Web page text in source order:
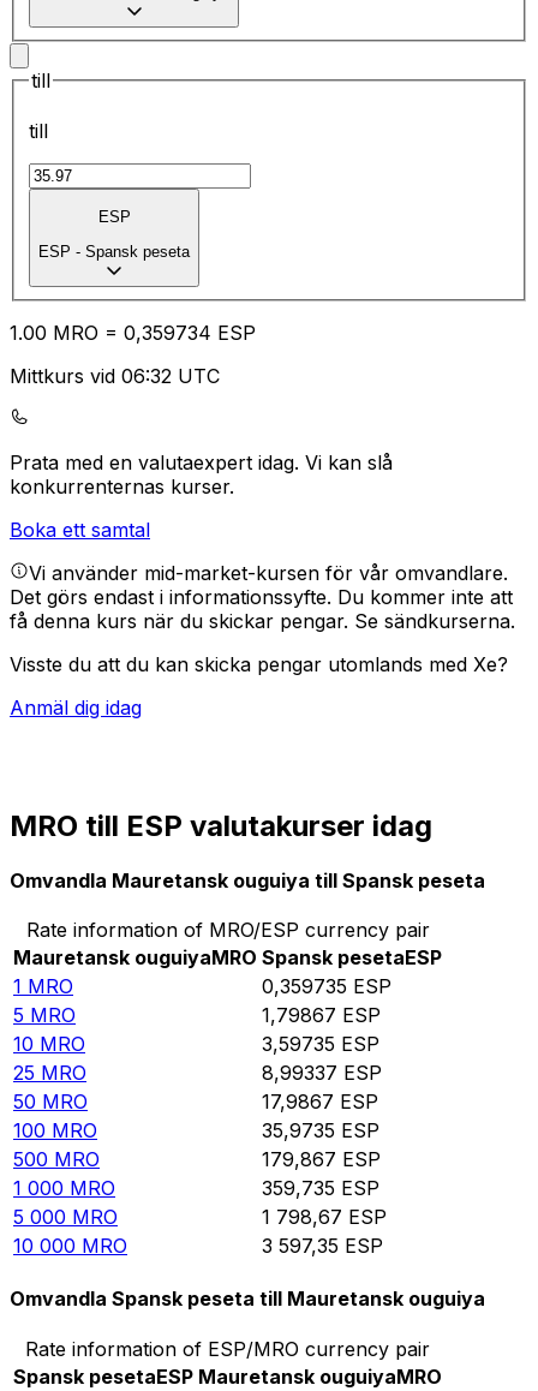
till
till
ESP
ESP - Spansk peseta
1.00 MRO = 0,359734 ESP
Mittkurs vid 06:32 UTC
Prata med en valutaexpert idag. Vi kan slå
konkurrenternas kurser.
Boka ett samtal
Vi använder mid-market-kursen för vår omvandlare.
Det görs endast i informationssyfte. Du kommer inte att
få denna kurs när du skickar pengar. Se sändkurserna.
Visste du att du kan skicka pengar utomlands med Xe?
Anmäl dig idag
MRO till ESP valutakurser idag
Omvandla Mauretansk ouguiya till Spansk peseta
Rate information of MRO/ESP currency pair
Mauretansk ouguiyaMRO Spansk pesetaESP
1 MRO 0,359735 ESP
5 MRO 1,79867 ESP
10 MRO 3,59735 ESP
25 MRO 8,99337 ESP
50 MRO 17,9867 ESP
100 MRO 35,9735 ESP
500 MRO 179,867 ESP
1 000 MRO 359,735 ESP
5 000 MRO 1 798,67 ESP
10 000 MRO 3 597,35 ESP
Omvandla Spansk peseta till Mauretansk ouguiya
Rate information of ESP/MRO currency pair
Spansk pesetaESP Mauretansk ouguiyaMRO